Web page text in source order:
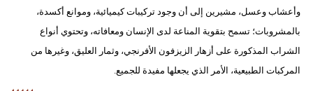
وأعشاب وعسل، مشيرين إلى أن وجود تركيبات كيميائية، وموانع أكسدة،
بالمشروبات؛ تسمح بتقوية المناعة لدى الإنسان ومعافاته، وتحتوي أنواع
الشراب المذكورة على أزهار الزيزفون الأفرنجي، وثمار العليق، وغيرها من
المركبات الطبيعية، الأمر الذي يجعلها مفيدة للجميع.